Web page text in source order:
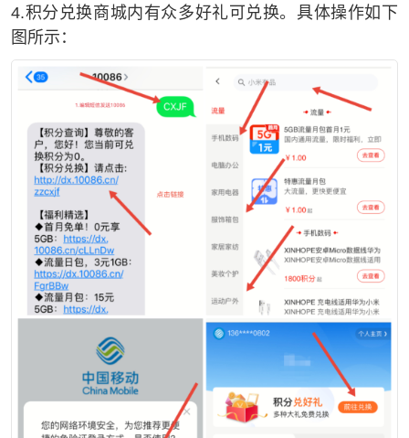
4.积分兑换商城内有众多好礼可兑换。具体操作如下
图所示：